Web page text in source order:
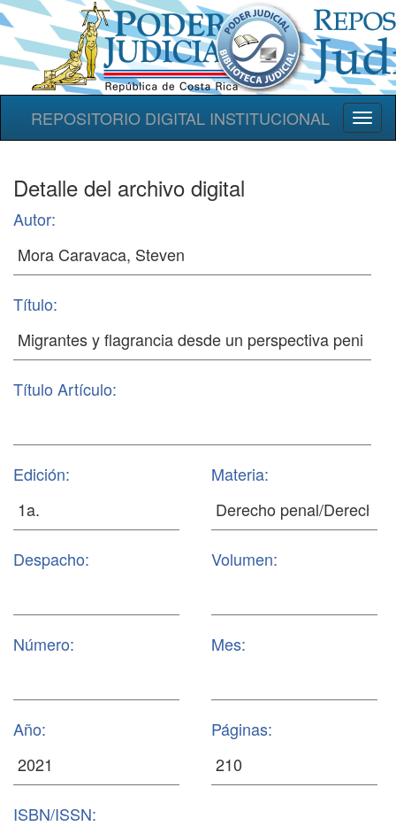
REPOSITORIO DIGITAL INSTITUCIONAL
Detalle del archivo digital
Autor:
Título:
Título Artículo:
Edición: Materia:
Despacho: Volumen:
Número: Mes:
Año: Páginas:
ISBN/ISSN: